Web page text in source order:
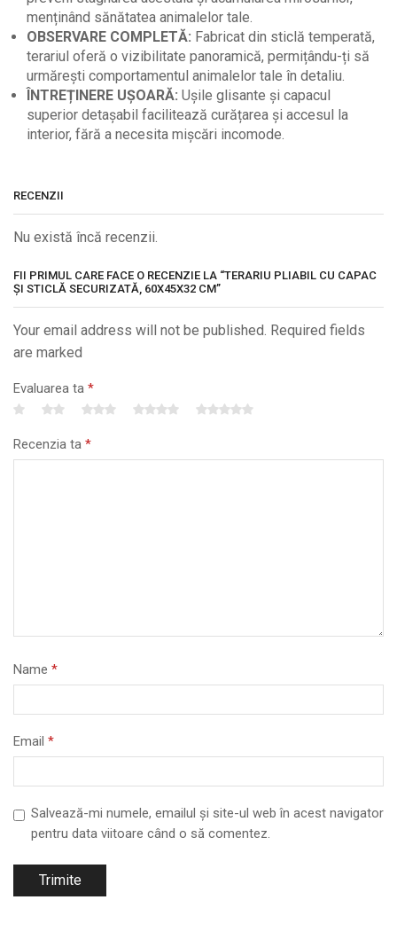
menținând sănătatea animalelor tale.
OBSERVARE COMPLETĂ: Fabricat din sticlă temperată,
terariul oferă o vizibilitate panoramică, permițându-ți să
urmărești comportamentul animalelor tale în detaliu.
ÎNTREȚINERE UȘOARĂ: Ușile glisante și capacul
superior detașabil facilitează curățarea și accesul la
interior, fără a necesita mișcări incomode.
RECENZII
Nu există încă recenzii.
FII PRIMUL CARE FACE O RECENZIE LA “TERARIU PLIABIL CU CAPAC
ȘI STICLĂ SECURIZATĂ, 60X45X32 CM”
Your email address will not be published. Required fields
are marked
Evaluarea ta *
Recenzia ta *
Name *
Email *
Salvează-mi numele, emailul și site-ul web în acest navigator
pentru data viitoare când o să comentez.